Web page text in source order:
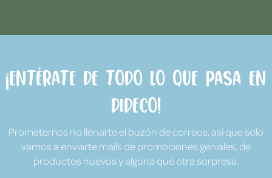
¡Entérate de todo lo que pasa en
Dideco!
Prometemos no llenarte el buzón de correos, así que solo
vamos a enviarte mails de promociones geniales, de
productos nuevos y alguna que otra sorpresa.